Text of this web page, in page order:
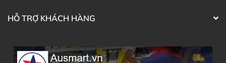
HỖ TRỢ KHÁCH HÀNG